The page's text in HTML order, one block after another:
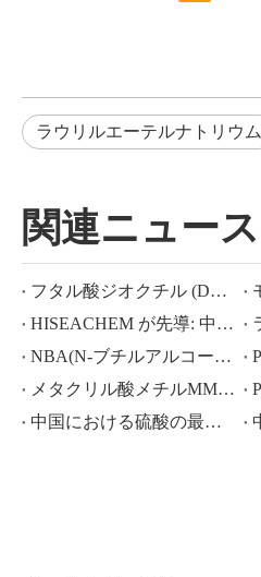
ラウリルエーテルナトリウム
関連ニュース
フタル酸ジオクチル (DOP) CAS NO.:117-81-7
HISEACHEM が先導: 中国から酢酸、シュウ酸、硫酸、硝酸、苛性ソーダ、液体アルカリ、メタ重亜硫酸ナトリウムの輸出で最近成功
NBA(N-ブチルアルコール)、CAS NO.:71-36-3、業界知識
メタクリル酸メチルMMA CAS 80-62-6の価格が大幅に下落
中国における硫酸の最近の市場シナリオ: 1 年を振り返る